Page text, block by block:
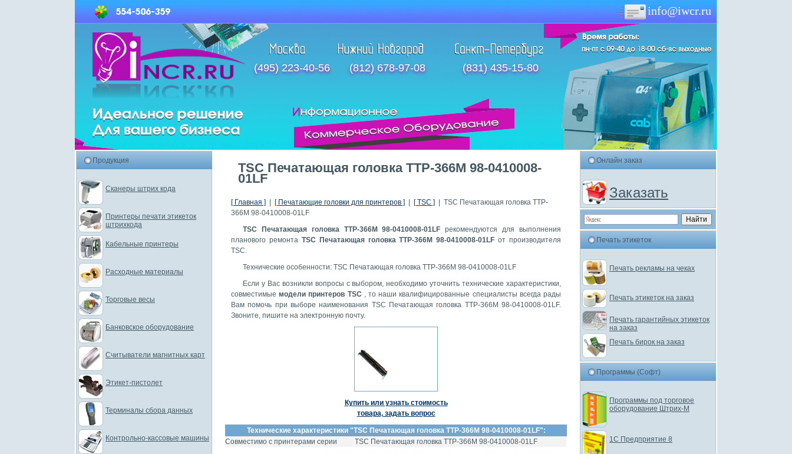
info@iwcr.ru
(495) 223-40-56 (812) 678-97-08 (831) 435-15-80
TSC Печатающая головка TTP-366M 98-0410008-
01LF
[ Главная ] [ Печатающие головки для принтеров ] [ TSC ] | TSC Печатающая головка TTP-
366M 98-0410008-01LF
TSC Печатающая головка TTP-366M 98-0410008-01LFрекомендуются для выполнения
планового ремонта TSC Печатающая головка TTP-366M 98-0410008-01LFот производителя
TSC.
Технические особенности: TSC Печатающая головка TTP-366M 98-0410008-01LF
Если у Вас возникли вопросы с выбором, необходимо уточнить технические характеристики,
совместимыемодели принтеров TSC , то наши квалифицированные специалисты всегда рады
Вам помочь при выборе наименования TSC Печатающая головка TTP-366M 98-0410008-01LF.
Звоните, пишите на электронную почту.
Купить или узнать стоимость
товара, задать вопрос
Технические характеристики "TSC Печатающая головка TTP-366M 98-0410008-01LF":
Совместимо с принтерами серии
TSC Печатающая головка TTP-366M 98-0410008-01LF
Продукция
Сканеры штрих кода
Принтеры печати этикеток
штрихкода
Кабельные принтеры
Расходные материалы
Торговые весы
Банковское оборудование
Считыватели магнитных карт
Этикет-пистолет
Терминалы сбора данных
Контрольно-кассовые машины
Онлайн заказ
Заказать
Печать этикеток
Печать рекламы на чеках
Печать этикеток на заказ
Печать гарантийных этикеток
на заказ
Печать бирок на заказ
Программы (Софт)
Программы под торговое
оборудование Штрих-М
1С Предприятие 8